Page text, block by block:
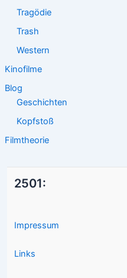
Tragödie
Trash
Western
Kinofilme
Blog
Geschichten
Kopfstoß
Filmtheorie
2501:
Impressum
Links